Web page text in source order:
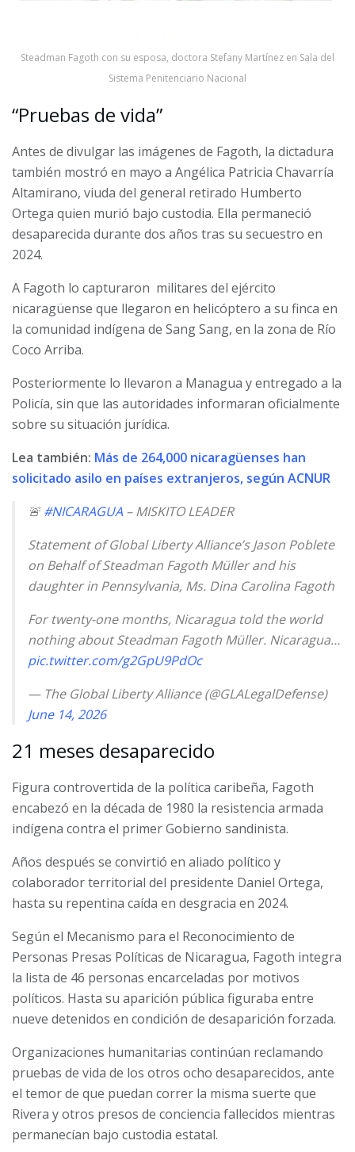
Steadman Fagoth con su esposa, doctora Stefany Martínez en Sala del
Sistema Penitenciario Nacional
“Pruebas de vida”
Antes de divulgar las imágenes de Fagoth, la dictadura
también mostró en mayo a Angélica Patricia Chavarría
Altamirano, viuda del general retirado Humberto
Ortega quien murió bajo custodia. Ella permaneció
desaparecida durante dos años tras su secuestro en
2024.
A Fagoth lo capturaron militares del ejército
nicaragüense que llegaron en helicóptero a su finca en
la comunidad indígena de Sang Sang, en la zona de Río
Coco Arriba.
Posteriormente lo llevaron a Managua y entregado a la
Policía, sin que las autoridades informaran oficialmente
sobre su situación jurídica.
Lea también: Más de 264,000 nicaragüenses han
solicitado asilo en países extranjeros, según ACNUR
🚨#NICARAGUA – MISKITO LEADER
Statement of Global Liberty Alliance’s Jason Poblete
on Behalf of Steadman Fagoth Müller and his
daughter in Pennsylvania, Ms. Dina Carolina Fagoth
For twenty-one months, Nicaragua told the world
nothing about Steadman Fagoth Müller. Nicaragua…
pic.twitter.com/g2GpU9PdOc
— The Global Liberty Alliance (@GLALegalDefense)
June 14, 2026
21 meses desaparecido
Figura controvertida de la política caribeña, Fagoth
encabezó en la década de 1980 la resistencia armada
indígena contra el primer Gobierno sandinista.
Años después se convirtió en aliado político y
colaborador territorial del presidente Daniel Ortega,
hasta su repentina caída en desgracia en 2024.
Según el Mecanismo para el Reconocimiento de
Personas Presas Políticas de Nicaragua, Fagoth integra
la lista de 46 personas encarceladas por motivos
políticos. Hasta su aparición pública figuraba entre
nueve detenidos en condición de desaparición forzada.
Organizaciones humanitarias continúan reclamando
pruebas de vida de los otros ocho desaparecidos, ante
el temor de que puedan correr la misma suerte que
Rivera y otros presos de conciencia fallecidos mientras
permanecían bajo custodia estatal.